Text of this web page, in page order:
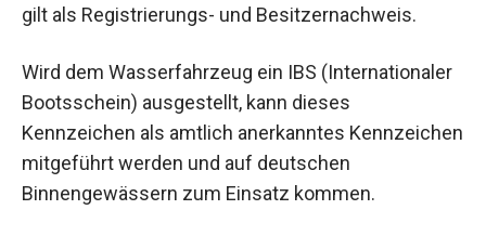
gilt als Registrierungs- und Besitzernachweis.
Wird dem Wasserfahrzeug ein IBS (Internationaler
Bootsschein) ausgestellt, kann dieses
Kennzeichen als amtlich anerkanntes Kennzeichen
mitgeführt werden und auf deutschen
Binnengewässern zum Einsatz kommen.